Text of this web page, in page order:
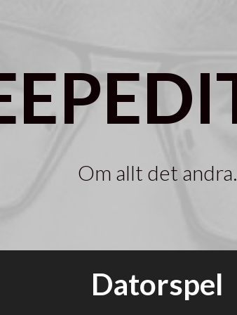
Om allt det andra.
Datorspel